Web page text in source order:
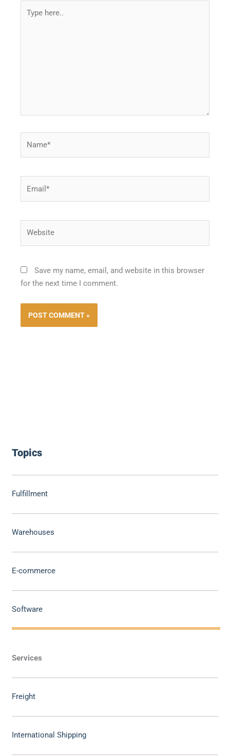
Topics
Fulfillment
Warehouses
E-commerce
Software
Services
Freight
International Shipping
here..
Save my name, email, and website in this browser
for the next time I comment.